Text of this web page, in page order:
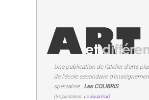
Une publication de l'atelier d'arts
de l'école secondaire
spécialisé : Les COLIBRIS
(Implantation :Le Saulchoir)